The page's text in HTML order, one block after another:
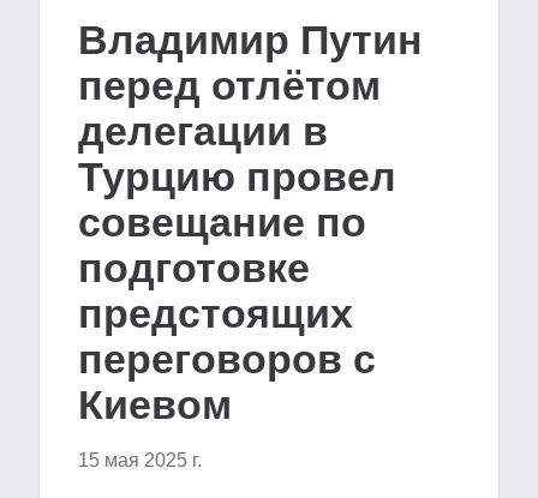
Владимир Путин
перед отлётом
делегации в
Турцию провел
совещание по
подготовке
предстоящих
переговоров с
Киевом
15 мая 2025 г.